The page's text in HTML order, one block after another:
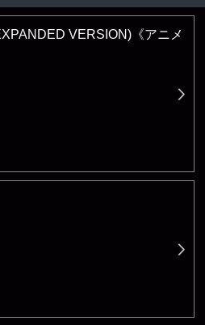
VERSION)《アニメ